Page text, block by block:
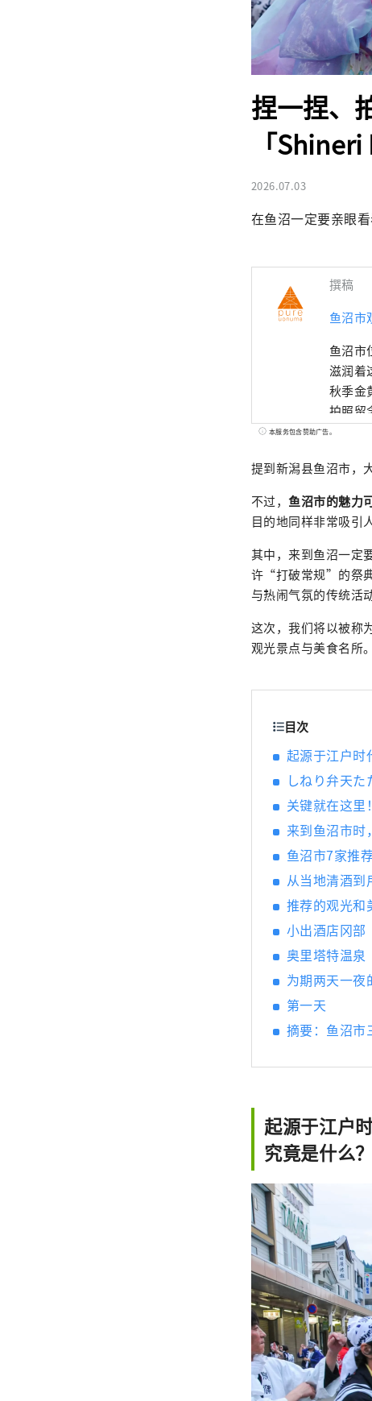
捏一捏、
「
2026.07.03
在鱼沼一定要亲眼
撰稿
鱼沼市
鱼沼市
滋润着这片土
秋季金
拍照留念。 旅行结束后，不妨泡个温泉放松一下。新鲜煮熟的
美味，
本服务包含赞助广告。
提到新潟县鱼沼市，
不过，鱼沼市的魅力
目的地同样非常吸引人
其中，来到鱼沼一定
许“打破常规”的祭
与热闹气氛的传统活动
这次，我们将以被称
观光景点与美食名所。
目次
起源于江户
しねり弁天
关键就在这里
来到鱼沼市
鱼沼市7家推
从当地清酒到
推荐的观光和
小出酒店冈部
奥里塔特温泉
为期两天一
第一天
摘要：鱼沼市
起源于江户
究竟是什么？